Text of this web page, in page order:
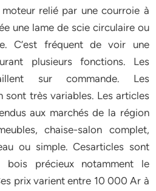
relié par une courroie à
une lame de scie circulaire ou
C’est fréquent de voir une
plusieurs fonctions. Les
sur commande. Les
sont très variables. Les articles
aux marchés de la région
chaise-salon complet,
ou simple. Cesarticles sont
bois précieux notamment le
prix varient entre 10 000 Ar à